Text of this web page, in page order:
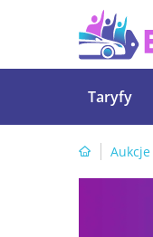
Taryfy
Aukcje